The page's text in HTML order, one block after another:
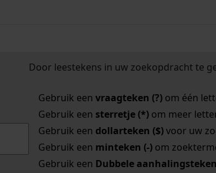
Door leestekens in uw zoekopdracht te
Gebruik een vraagteken (?)om één
Gebruik een sterretje (*)om meer
Gebruik een dollarteken ($)voor uw
Gebruik een minteken (-)om
Gebruik een Dubbele